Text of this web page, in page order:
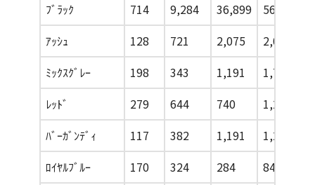
ﾌﾞﾗｯｸ
714 9,284 36,899 56,058
ｱｯｼｭ
128 721 2,075 2,086
ﾐｯｸｽｸﾞﾚｰ
198 343 1,191 1,729
ﾚｯﾄﾞ
279 644 740 1,268
ﾊﾞｰｶﾞﾝﾃﾞｨ
117 382 1,191 1,226
ﾛｲﾔﾙﾌﾞﾙｰ
170 324 284 841